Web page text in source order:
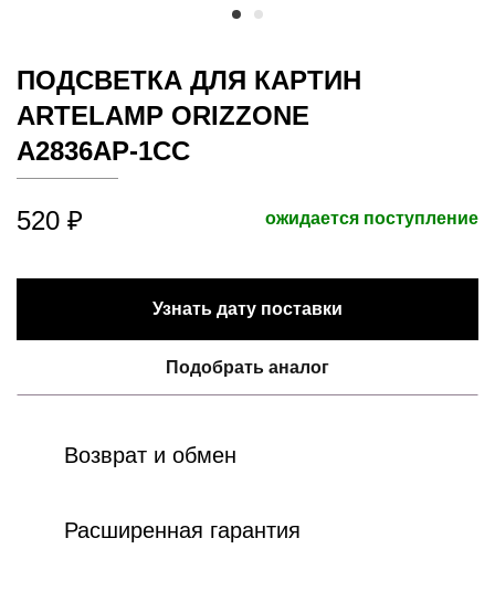
ПОДСВЕТКА ДЛЯ КАРТИН
ARTELAMP ORIZZONE
A2836AP-1CC
520 ₽ ожидается поступление
Узнать дату поставки
Подобрать аналог
Возврат и обмен
Расширенная гарантия